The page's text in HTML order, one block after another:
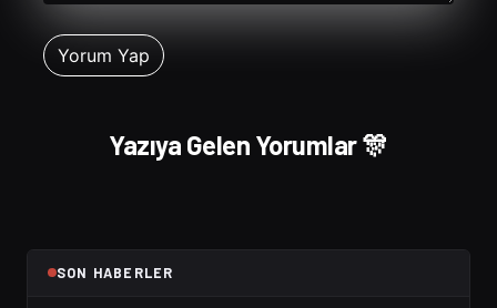
Yazıya Gelen Yorumlar 🎊
SON HABERLER